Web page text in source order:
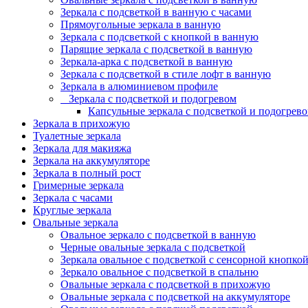
Зеркала с подсветкой в ванную с часами
Прямоугольные зеркала в ванную
Зеркала с подсветкой с кнопкой в ванную
Парящие зеркала с подсветкой в ванную
Зеркала-арка с подсветкой в ванную
Зеркала с подсветкой в стиле лофт в ванную
Зеркала в алюминиевом профиле
Зеркала с подсветкой и подогревом
Капсульные зеркала с подсветкой и
Зеркала в прихожую
Туалетные зеркала
Зеркала для макияжа
Зеркала на аккумуляторе
Зеркала в полный рост
Гримерные зеркала
Зеркала с часами
Круглые зеркала
Овальные зеркала
Овальное зеркало с подсветкой в ванную
Черные овальные зеркала с подсветкой
Зеркала овальное с подсветкой с сенсорной кнопкой
Зеркало овальное с подсветкой в спальню
Овальные зеркала с подсветкой в прихожую
Овальные зеркала с подсветкой на аккумуляторе